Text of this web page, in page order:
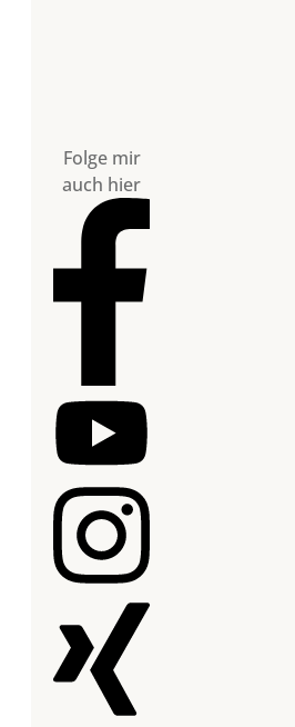
Folge mir
auch hier